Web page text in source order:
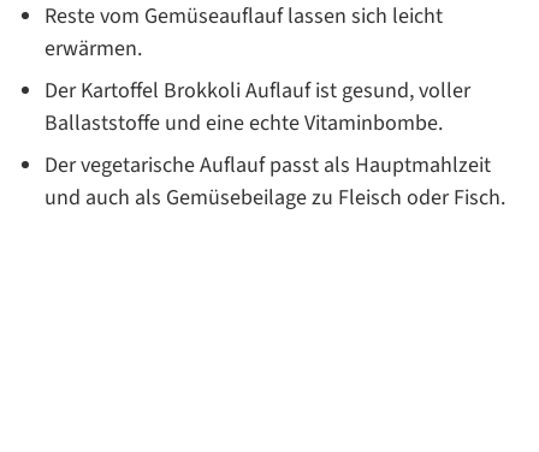
Reste vom Gemüseauflauf lassen sich leicht
erwärmen.
Der Kartoffel Brokkoli Auflauf ist gesund, voller
Ballaststoffe und eine echte Vitaminbombe.
Der vegetarische Auflauf passt als Hauptmahlzeit
und auch als Gemüsebeilage zu Fleisch oder Fisch.